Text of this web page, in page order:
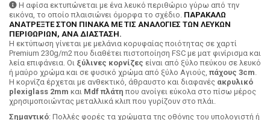
Η αφίσα εκτυπώνεται με ένα λευκό περιθώριο γύρω από την
εικόνα, το οποίο πλαισιώνει όμορφα το σχέδιο. ΠΑΡΑΚΑΛΩ
ΑΝΑΤΡΕΞΤΕ ΣΤΟΝ ΠΙΝΑΚΑ ΜΕ ΤΙΣ ΑΝΑΛΟΓΙΕΣ ΤΩΝ ΛΕΥΚΩΝ
ΠΕΡΙΘΩΡΙΩΝ, ΑΝΑ ΔΙΑΣΤΑΣΗ.
H εκτύπωση γίνεται με μελάνια κορυφαίας ποιότητας σε χαρτί
Premium 230g/m2 που διαθέτει πιστοποίηση FSC με ματ φινίρισμα και
λεία επιφάνεια. Οι ξύλινες κορνίζες είναι από ξύλο πεύκου σε λευκό
ή μαύρο χρώμα και σε φυσικό χρώμα από ξύλο Αγιούς, πάχους 3cm.
Η κορνίζα έρχεται με ανθεκτικό, άθραυστο και διαφανές ακρυλικό
plexiglass 2mm και Mdf πλάτη που ανοίγει εύκολα στο πίσω μέρος
χρησιμοποιώντας μεταλλικά κλιπ που γυρίζουν στο πλάι.
Σημαντικό: Πολλές φορές τα χρώματα της οθόνης του υπολογιστή ή